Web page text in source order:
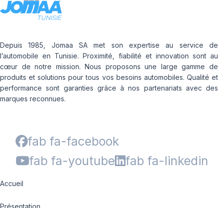
Depuis 1985, Jomaa SA met son expertise au service de
l’automobile en Tunisie. Proximité, fiabilité et innovation sont au
cœur de notre mission. Nous proposons une large gamme de
produits et solutions pour tous vos besoins automobiles. Qualité et
performance sont garanties grâce à nos partenariats avec des
marques reconnues.
fab fa-facebook
fab fa-youtube
fab fa-linkedin
Accueil
Présentation